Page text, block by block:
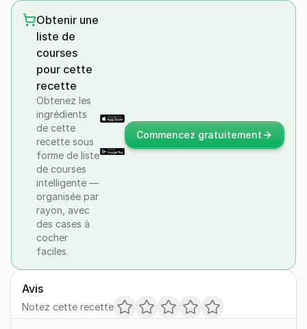
Obtenir une
liste de
courses
pour cette
recette
Obtenez les
ingrédients
de cette
recette sous
forme de liste
de courses
intelligente —
organisée par
rayon, avec
des cases à
cocher
faciles.
Commencez gratuitement
Avis
Notez cette recette